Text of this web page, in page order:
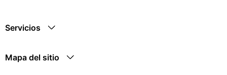
Servicios
Mapa del sitio